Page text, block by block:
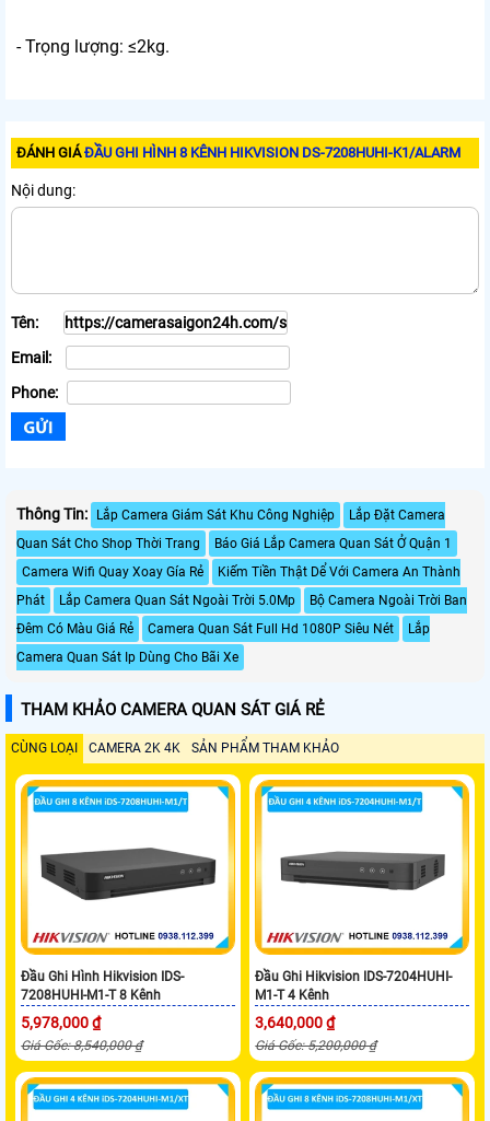
- Trọng lượng: ≤2kg.
ĐÁNH GIÁĐẦU GHI HÌNH 8 KÊNH HIKVISION DS-7208HUHI-K1/ALARM
Nội dung:
Tên:
Email:
Phone:
Thông Tin: Lắp Camera Giám Sát Khu Công Nghiệp
Lắp Đặt Camera
Quan Sát Cho Shop Thời Trang
Báo Giá Lắp Camera Quan Sát Ở Quận 1
Camera Wifi Quay Xoay Gía Rẻ
Kiếm Tiền Thật Dể Với Camera An Thành
Phát
Lắp Camera Quan Sát Ngoài Trời 5.0Mp
Bộ Camera Ngoài Trời Ban
Đêm Có Màu Giá Rẻ
Camera Quan Sát Full Hd 1080P Siêu Nét
Lắp
Camera Quan Sát Ip Dùng Cho Bãi Xe
THAM KHẢO CAMERA QUAN SÁT GIÁ RẺ
CÙNG LOẠI CAMERA 2K 4K SẢN PHẨM THAM KHẢO
Đầu Ghi Hình Hikvision IDS-
7208HUHI-M1-T 8 Kênh
5,978,000 ₫
Giá Gốc: 8,540,000 ₫
Đầu Ghi Hikvision IDS-7204HUHI-
M1-T 4 Kênh
3,640,000 ₫
Giá Gốc: 5,200,000 ₫